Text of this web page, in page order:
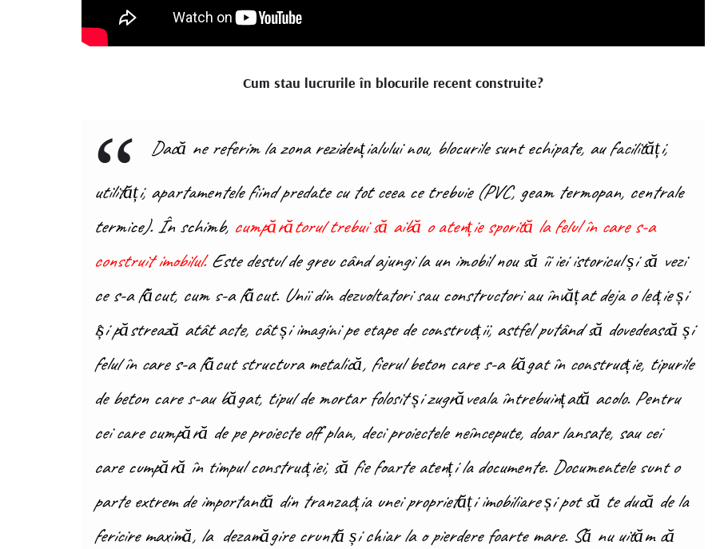
Cum stau lucrurile în blocurile recent construite?
Dacă ne referim la zona rezidențialului nou, blocurile sunt echipate, au facilități,
utilități, apartamentele fiind predate cu tot ceea ce trebuie (PVC, geam termopan, centrale
termice). În schimb, cumpărătorul trebui să aibă o atenție sporită la felul în care s-a
construit imobilul.Este destul de greu când ajungi la un imobil nou să îi iei istoricul și să vezi
ce s-a făcut, cum s-a făcut. Unii din dezvoltatori sau constructori au învățat deja o lecție și
își păstrează atât acte, cât și imagini pe etape de construcții, astfel putând să dovedească și
felul în care s-a făcut structura metalică, fierul beton care s-a băgat în construcție, tipurile
de beton care s-au băgat, tipul de mortar folosit și zugrăveala întrebuințată acolo. Pentru
cei care cumpără de pe proiecte off plan, deci proiectele neîncepute, doar lansate, sau cei
care cumpără în timpul construcției, să fie foarte atenți la documente. Documentele sunt o
parte extrem de importantă din tranzacția unei proprietăți imobiliare și pot să te ducă de la
fericire maximă, la dezamăgire cruntă și chiar la o pierdere foarte mare. Să nu uităm că